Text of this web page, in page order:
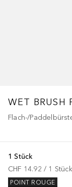
WET BRUSH
Flach-/
1 Stück
CHF 14.92 / 1 Stück
POINT ROUGE